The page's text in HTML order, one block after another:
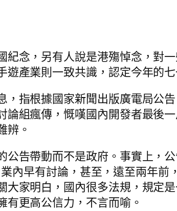
念，另有人說是港殤悼念，對
產業則一致共識，認定今年的
指根據國家新聞出版廣電局公
組瘋傳，慨嘆國內開發者最後
辨。
告帶動而不是政府。事實上，
內早有討論，甚至，遠至兩年
家明白，國內很多法規，規定
更高公信力，不言而喻。